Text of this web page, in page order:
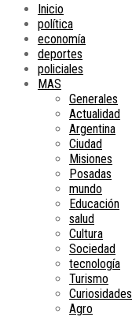
Inicio
política
economía
deportes
policiales
MAS
Generales
Actualidad
Argentina
Ciudad
Misiones
Posadas
mundo
Educación
salud
Cultura
Sociedad
tecnología
Turismo
Curiosidades
Agro